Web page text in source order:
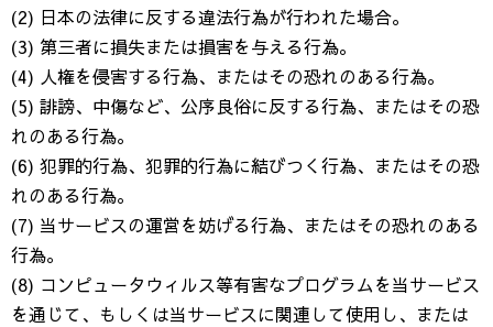
(2) 日本の法律に反する違法行為が行われた場合。
(3) 第三者に損失または損害を与える行為。
(4) 人権を侵害する行為、またはその恐れのある行為。
(5) 誹謗、中傷など、公序良俗に反する行為、またはその恐
れのある行為。
(6) 犯罪的行為、犯罪的行為に結びつく行為、またはその恐
れのある行為。
(7) 当サービスの運営を妨げる行為、またはその恐れのある
行為。
(8) コンピュータウィルス等有害なプログラムを当サービス
を通じて、もしくは当サービスに関連して使用し、または